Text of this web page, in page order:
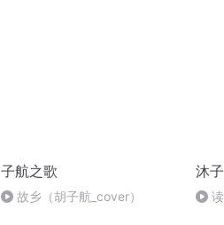
子航之歌
故乡（胡子航_cover）
沐